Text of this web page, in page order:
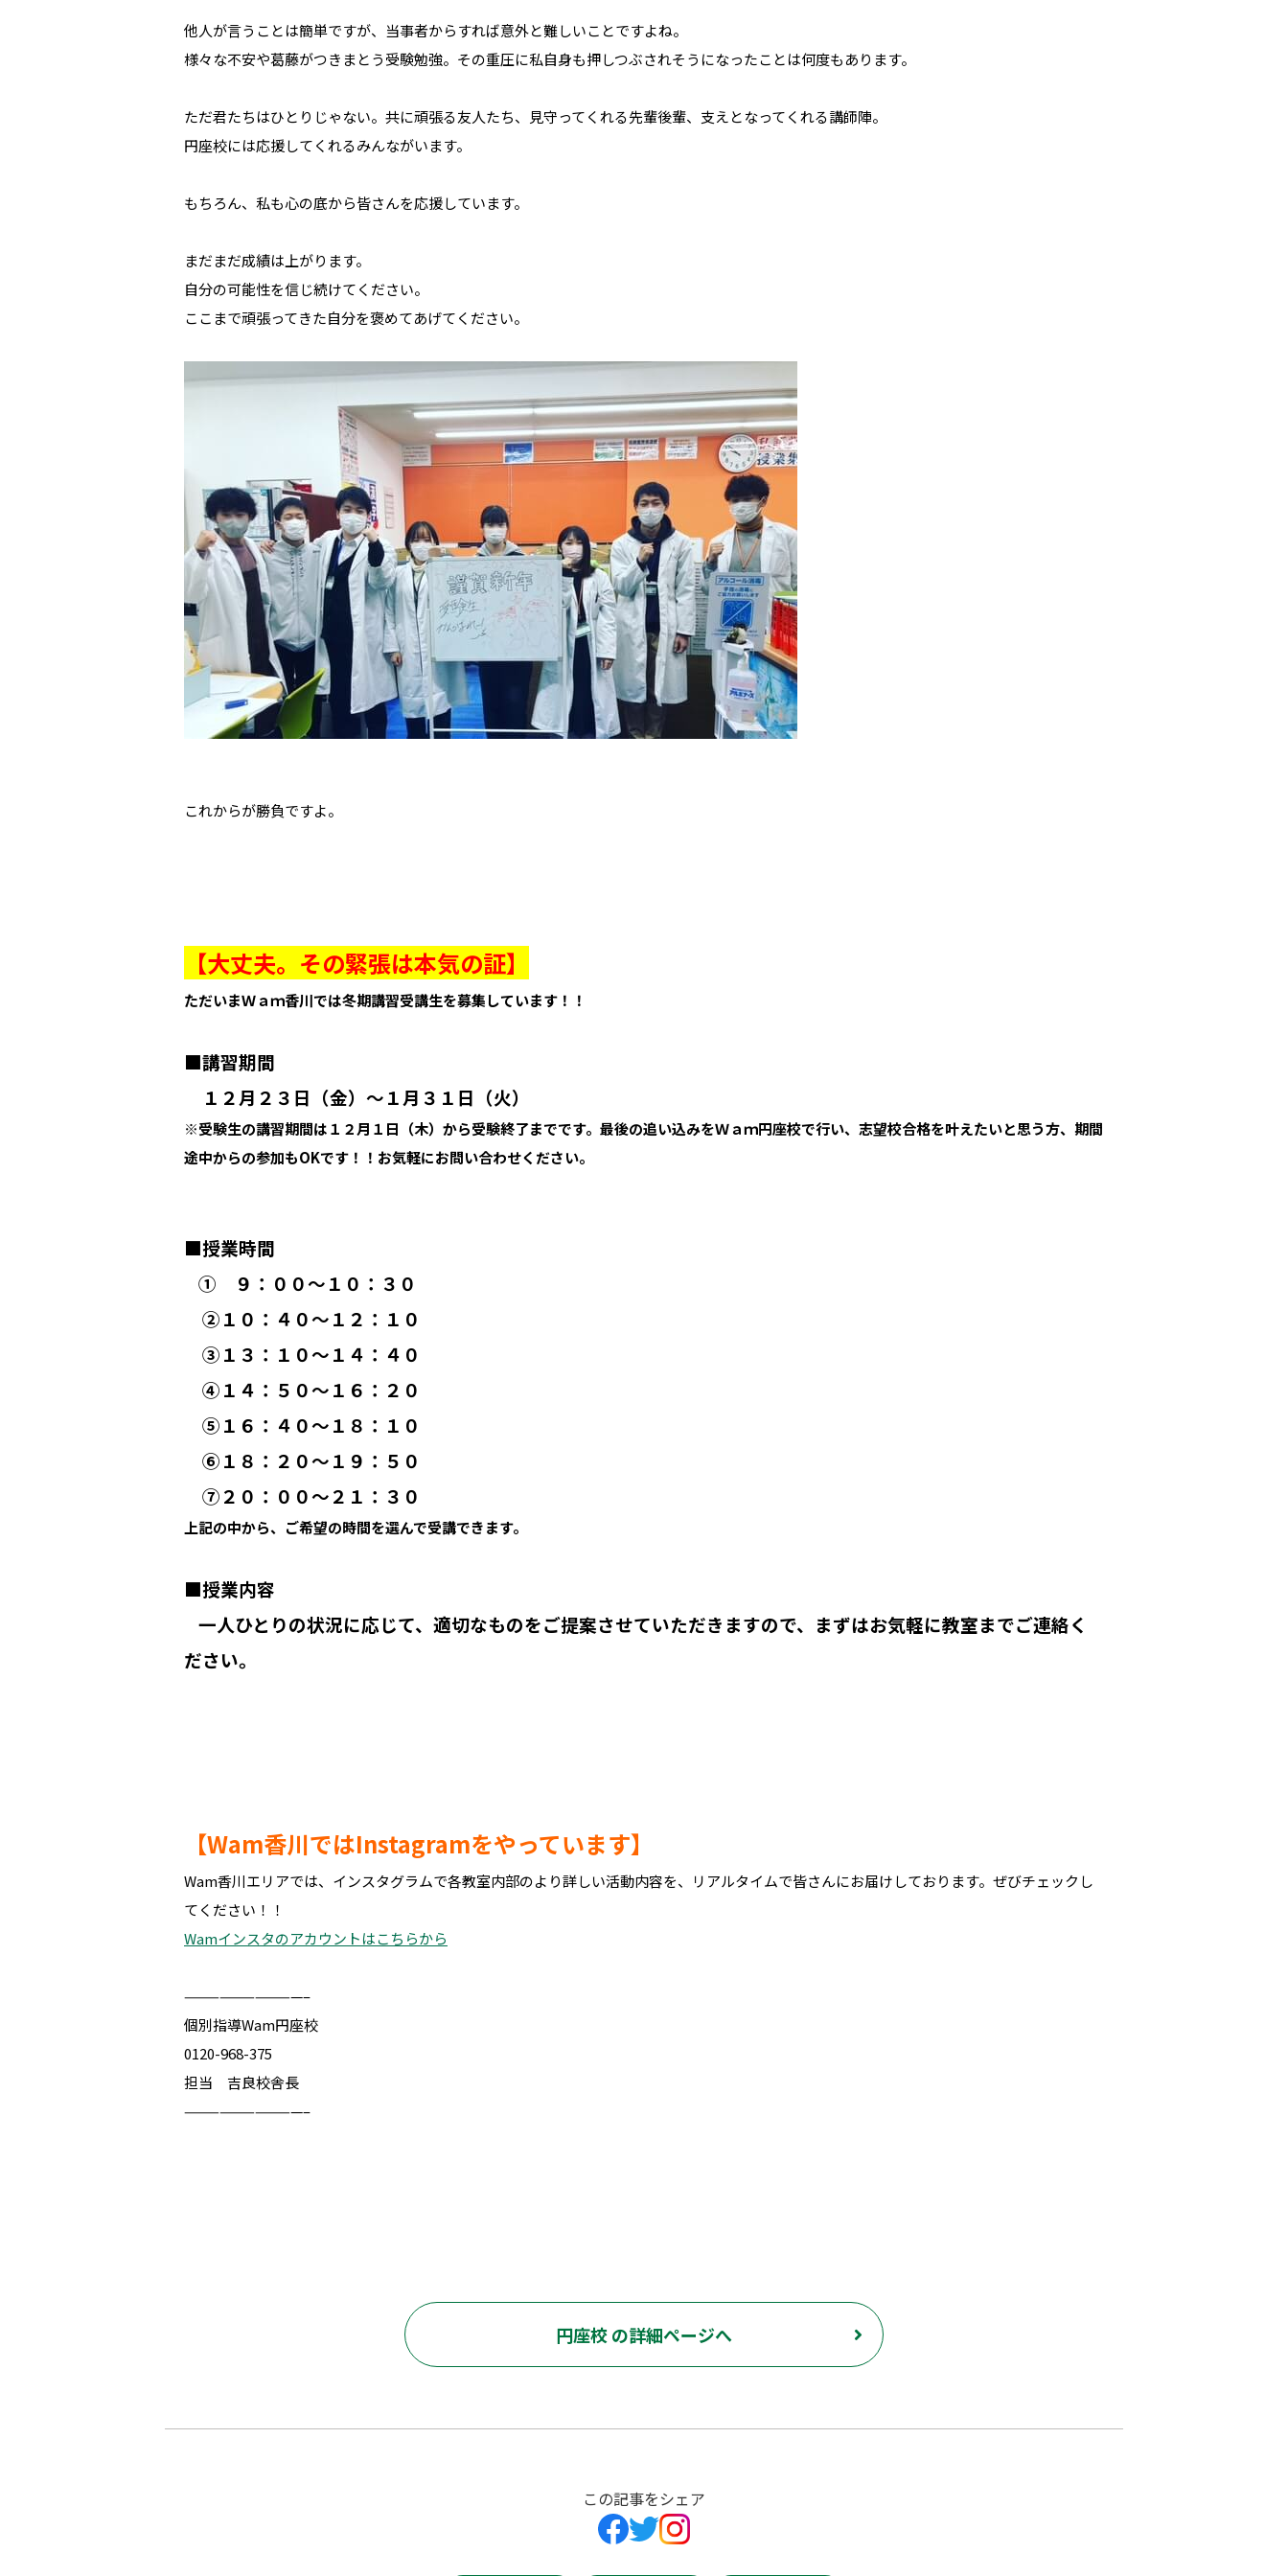
他人が言うことは簡単ですが、当事者からすれば意外と難しいことですよね。
様々な不安や葛藤がつきまとう受験勉強。その重圧に私自身も押しつぶされそうになったことは何度もあります。
ただ君たちはひとりじゃない。共に頑張る友人たち、見守ってくれる先輩後輩、支えとなってくれる講師陣。
円座校には応援してくれるみんながいます。
もちろん、私も心の底から皆さんを応援しています。
まだまだ成績は上がります。
自分の可能性を信じ続けてください。
ここまで頑張ってきた自分を褒めてあげてください。
これからが勝負ですよ。
【大丈夫。その緊張は本気の証】
ただいまＷａｍ香川では冬期講習受講生を募集しています！！
■講習期間
１２月２３日（金）～１月３１日（火）
※受験生の講習期間は１２月１日（木）から受験終了までです。最後の追い込みをＷａｍ円座校で行い、志望校合格を叶えたいと思う方、期間
途中からの参加もOKです！！お気軽にお問い合わせください。
■授業時間
➀ ９：００～１０：３０
➁１０：４０～１２：１０
③１３：１０～１４：４０
④１４：５０～１６：２０
⑤１６：４０～１８：１０
⑥１８：２０～１９：５０
⑦２０：００～２１：３０
上記の中から、ご希望の時間を選んで受講できます。
■授業内容
一人ひとりの状況に応じて、適切なものをご提案させていただきますので、まずはお気軽に教室までご連絡く
ださい。
【Wam香川ではInstagramをやっています】
Wam香川エリアでは、インスタグラムで各教室内部のより詳しい活動内容を、リアルタイムで皆さんにお届けしております。ぜびチェックし
てください！！
Wamインスタのアカウントはこちらから
——————————–
個別指導Wam円座校
0120-968-375
担当 吉良校舎長
——————————–
円座校 の詳細ページへ
この記事をシェア